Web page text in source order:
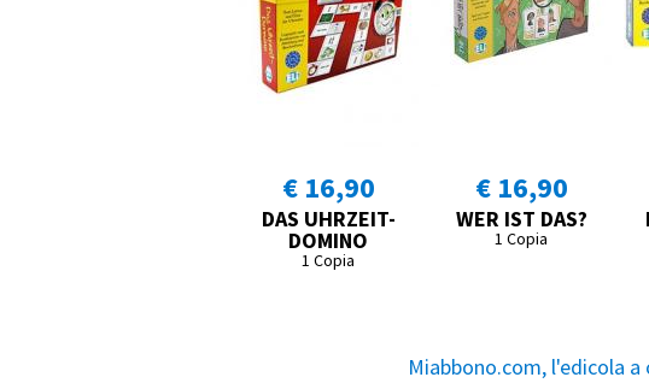
€ 16,90
DAS UHRZEIT-
DOMINO
1 Copia
€ 16,90
WER IST DAS?
1 Copia
Miabbono.com, l'edicola a